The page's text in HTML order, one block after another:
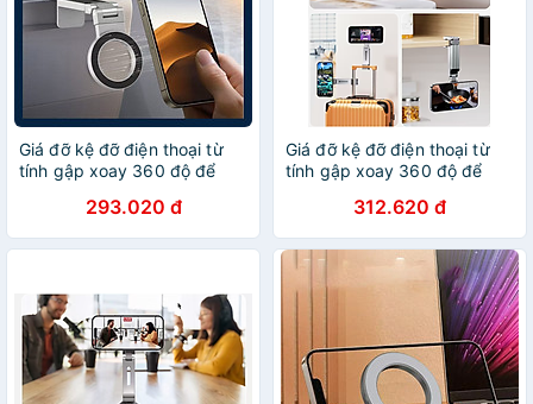
Giá đỡ kệ đỡ điện thoại từ
tính gập xoay 360 độ để
máy bay livestream, selfile
tự sướng- Hàng chính hãng
293.020 đ
Giá đỡ kệ đỡ điện thoại từ
tính gập xoay 360 độ để
máy bay livestream, selfile
tự sướng - Hàng chính hãng
312.620 đ